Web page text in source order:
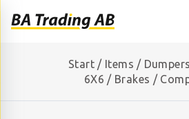
Start / Items / Dumpers
6X6 / Brakes /